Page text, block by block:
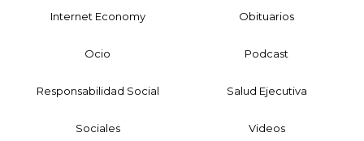
Internet Economy Obituarios
Ocio Podcast
Responsabilidad Social Salud Ejecutiva
Sociales Videos